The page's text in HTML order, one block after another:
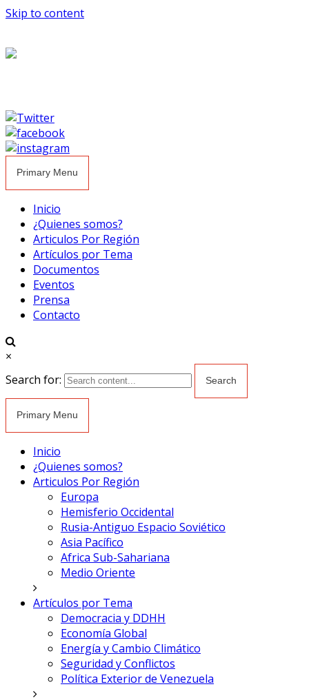
Skip to content
Primary Menu
Inicio
¿Quienes somos?
Articulos Por Región
Artículos por Tema
Documentos
Eventos
Prensa
Contacto
×
Search for:
Primary Menu
Inicio
¿Quienes somos?
Articulos Por Región
Europa
Hemisferio Occidental
Rusia-Antiguo Espacio Soviético
Asia Pacífico
Africa Sub-Sahariana
Medio Oriente
Artículos por Tema
Democracia y DDHH
Economía Global
Energía y Cambio Climático
Seguridad y Conflictos
Política Exterior de Venezuela